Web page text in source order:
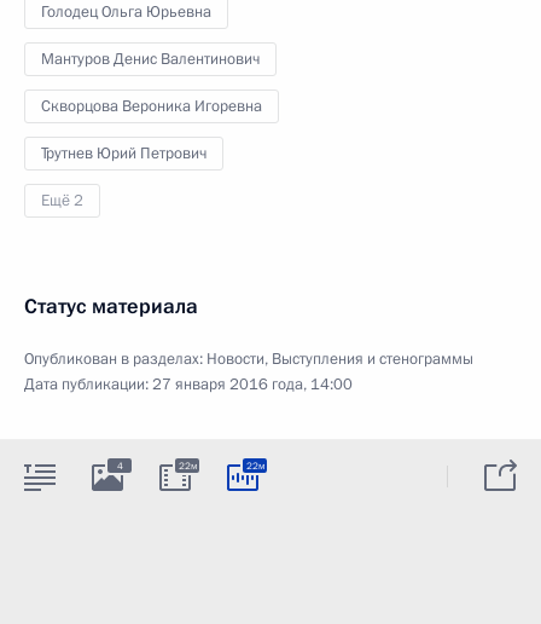
Голодец Ольга Юрьевна
Мантуров Денис Валентинович
Скворцова Вероника Игоревна
Трутнев Юрий Петрович
Ещё 2
Статус материала
Опубликован в разделах: Новости, Выступления и стенограммы
Дата публикации:27 января 2016 года, 14:00
4 22м 22м